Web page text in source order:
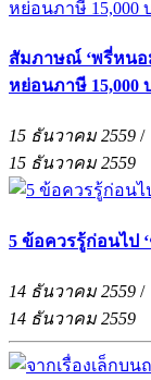
สัมภาษณ์ ‘พรี่หนอ
หย่อนภาษี 15,000
15 ธันวาคม 2559 /
15 ธันวาคม 2559
5 ข้อควรรู้ก่อนไป
14 ธันวาคม 2559 /
14 ธันวาคม 2559